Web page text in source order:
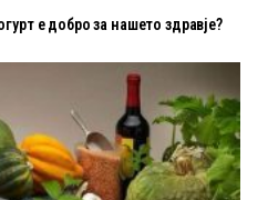
е добро за нашето здравје?